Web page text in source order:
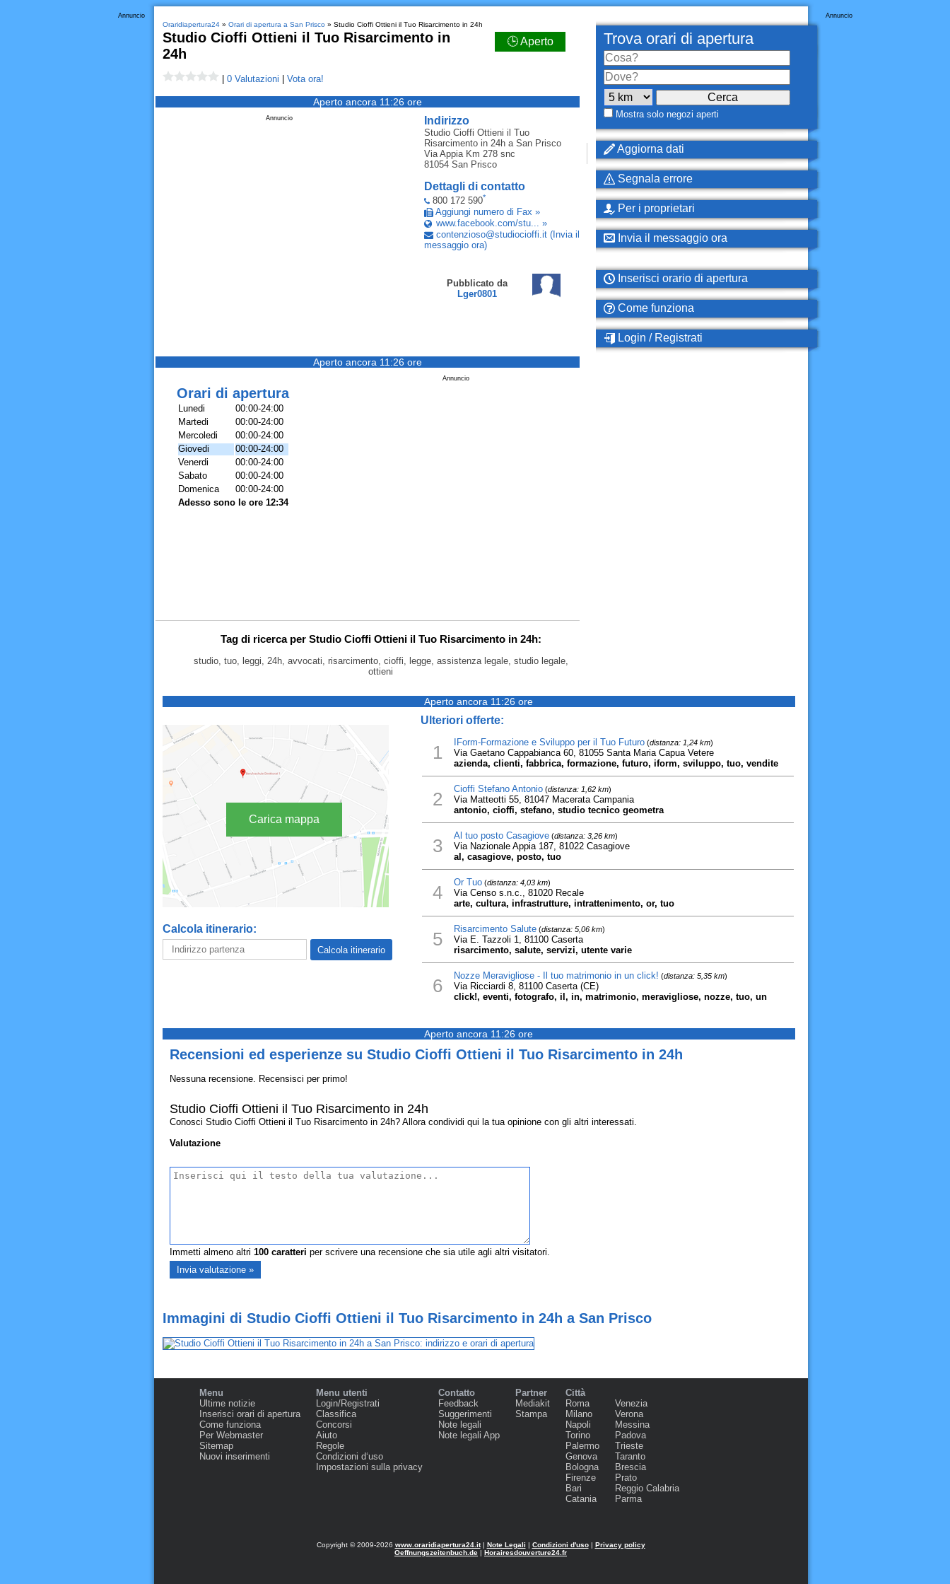
Annuncio
Oraridiapertura24» Orari di apertura a San Prisco» Studio Cioffi Ottieni il Tuo Risarcimento in 24h
Studio Cioffi Ottieni il Tuo Risarcimento in
24h
🕒 Aperto
0 Valutazioni Vota ora!
Aperto ancora 11:26 ore
Indirizzo
Studio Cioffi Ottieni il Tuo
Risarcimento in 24ha San Prisco
Via Appia Km 278 snc
81054 San Prisco
Dettagli di contatto
800 172 590*
Aggiungi numero di Fax »
www.facebook.com/stu... »
contenzioso@studiocioffi.it (Invia il
messaggio ora)
Pubblicato da
Lger0801
Annuncio
Aperto ancora 11:26 ore
Annuncio
Orari di apertura
Lunedi
00:00-24:00
Martedi
00:00-24:00
Mercoledi
00:00-24:00
Giovedi
00:00-24:00
Venerdi
00:00-24:00
Sabato
00:00-24:00
Domenica
00:00-24:00
Adesso sono le ore 12:34
Tag di ricerca per Studio Cioffi Ottieni il Tuo Risarcimento in 24h:
studio, tuo, leggi, 24h, avvocati, risarcimento, cioffi, legge, assistenza legale, studio legale,
ottieni
Annuncio
Trova orari di apertura
Mostra solo negozi aperti
Aggiorna dati
Segnala errore
Per i proprietari
Invia il messaggio ora
Inserisci orario di apertura
Come funziona
Login / Registrati
Aperto ancora 11:26 ore
Carica mappa
Calcola itinerario:
Ulteriori offerte:
1 IForm-Formazione e Sviluppo per il Tuo Futuro(distanza: 1,24 km)
Via Gaetano Cappabianca 60, 81055 Santa Maria Capua Vetere
azienda, clienti, fabbrica, formazione, futuro, iform, sviluppo, tuo, vendite
2 Cioffi Stefano Antonio(distanza: 1,62 km)
Via Matteotti 55, 81047 Macerata Campania
antonio, cioffi, stefano, studio tecnico geometra
3 Al tuo posto Casagiove(distanza: 3,26 km)
Via Nazionale Appia 187, 81022 Casagiove
al, casagiove, posto, tuo
4 Or Tuo(distanza: 4,03 km)
Via Censo s.n.c., 81020 Recale
arte, cultura, infrastrutture, intrattenimento, or, tuo
5 Risarcimento Salute(distanza: 5,06 km)
Via E. Tazzoli 1, 81100 Caserta
risarcimento, salute, servizi, utente varie
6 Nozze Meravigliose - Il tuo matrimonio in un click! (distanza: 5,35 km)
Via Ricciardi 8, 81100 Caserta (CE)
click!, eventi, fotografo, il, in, matrimonio, meravigliose, nozze, tuo, un
Aperto ancora 11:26 ore
Recensioni ed esperienze su Studio Cioffi Ottieni il Tuo Risarcimento in 24h
Nessuna recensione. Recensisci per primo!
Studio Cioffi Ottieni il Tuo Risarcimento in 24h
Conosci Studio Cioffi Ottieni il Tuo Risarcimento in 24h? Allora condividi qui la tua opinione con gli altri interessati.
Valutazione
Immetti almeno altri 100caratteri per scrivere una recensione che sia utile agli altri visitatori.
Immagini di Studio Cioffi Ottieni il Tuo Risarcimento in 24h a San Prisco
Menu
Ultime notizie
Inserisci orari di apertura
Come funziona
Per Webmaster
Sitemap
Nuovi inserimenti
Menu utenti
Login/Registrati
Classifica
Concorsi
Aiuto
Regole
Condizioni d‘uso
Impostazioni sulla privacy
Contatto
Feedback
Suggerimenti
Note legali
Note legali App
Partner
Mediakit
Stampa
Città
Roma
Milano
Napoli
Torino
Palermo
Genova
Bologna
Firenze
Bari
Catania
Venezia
Verona
Messina
Padova
Trieste
Taranto
Brescia
Prato
Reggio Calabria
Parma
Copyright © 2009-2026 www.oraridiapertura24.it| Note Legali | Condizioni d'uso| Privacy policy
Oeffnungszeitenbuch.de | Horairesdouverture24.fr